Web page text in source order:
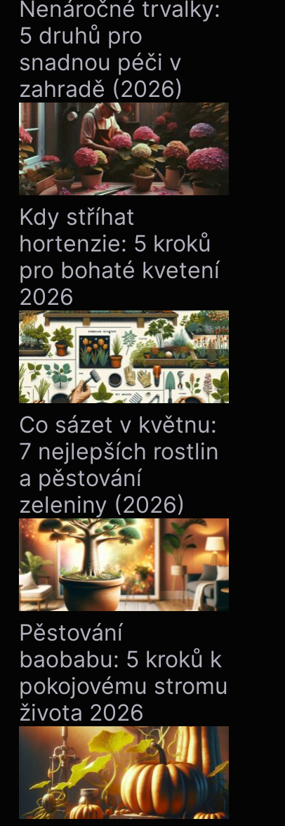
Nenáročné trvalky:
5 druhů pro
snadnou péči v
zahradě (2026)
Kdy stříhat
hortenzie: 5 kroků
pro bohaté kvetení
2026
Co sázet v květnu:
7 nejlepších rostlin
a pěstování
zeleniny (2026)
Pěstování
baobabu: 5 kroků k
pokojovému stromu
života 2026